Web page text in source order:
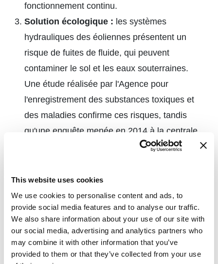
This website uses cookies
We use cookies to personalise content and ads, to
provide social media features and to analyse our traffic.
We also share information about your use of our site with
our social media, advertising and analytics partners who
may combine it with other information that you’ve
provided to them or that they’ve collected from your use
fonctionnement continu.
Solution écologique : les systèmes
hydrauliques des éoliennes présentent un
risque de fuites de fluide, qui peuvent
contaminer le sol et les eaux souterraines.
Une étude réalisée par l'Agence pour
l'enregistrement des substances toxiques et
des maladies confirme ces risques, tandis
qu'une enquête menée en 2014 à la centrale
éolienne d'Ocotillo a révélé des fuites dans
électriques éliminent ces préoccupations en
supprimant le besoin de fluides hydrauliques.
Précision et exactitude :certains verins
électriques offrent uneprécision de
positionnement pouvant atteindre ±0,000315
pouce, idéales pour les mouvements